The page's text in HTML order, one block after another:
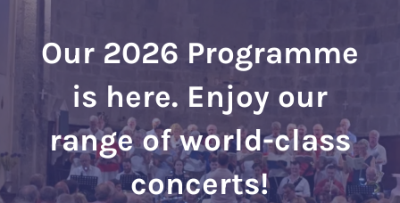
Our 2026 Programme
is here. Enjoy our
range of world-class
concerts!